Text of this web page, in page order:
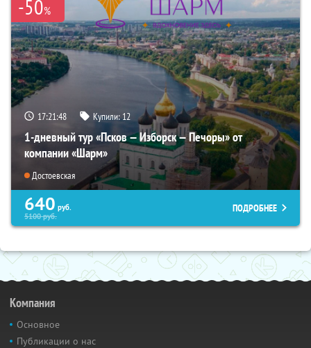
-50%
17:21:46 Купили:12
1-дневный тур «Псков — Изборск — Печоры» от
компании «Шарм»
Достоевская
640 руб.
5100руб.
ПОДРОБНЕЕ
Компания
Основное
Публикации о нас